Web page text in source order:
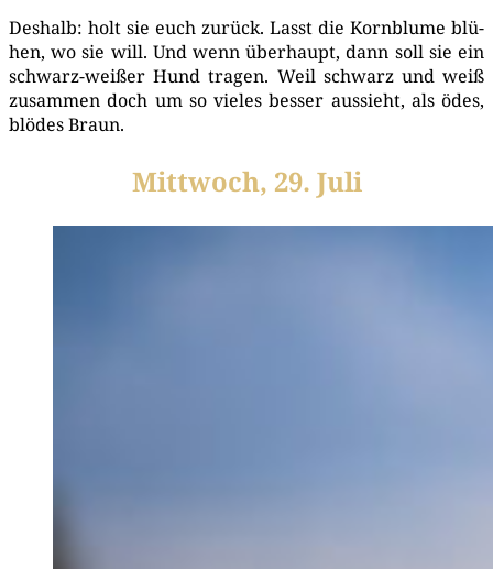
Des­halb: holt sie euch zurück. Lasst die Korn­blu­me blü­
hen, wo sie will. Und wenn über­haupt, dann soll sie ein
schwarz-wei­ßer Hund tra­gen. Weil schwarz und weiß
zusam­men doch um so vie­les bes­ser aus­sieht, als ödes,
blö­des Braun.
Mittwoch, 29. Juli